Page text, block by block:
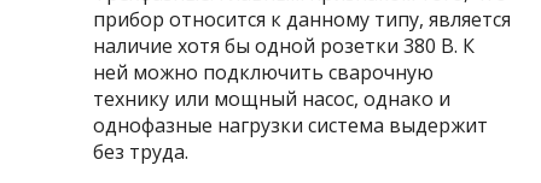
прибор относится к данному типу, является
наличие хотя бы одной розетки 380 В. К
ней можно подключить сварочную
технику или мощный насос, однако и
однофазные нагрузки система выдержит
без труда.